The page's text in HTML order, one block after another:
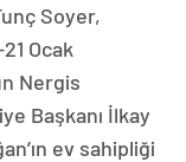
Soyer,
Ocak
Nergis
Başkanı İlkay
ev sahipliği